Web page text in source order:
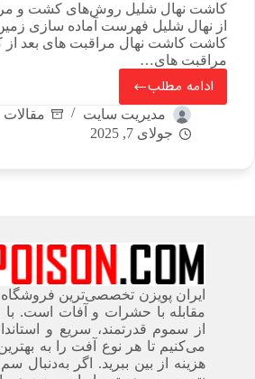
کاشت نهال شلیل روش‌های کشت و
از نهال شلیل فهرست آماده سازی
کاشت کاشت نهال مراقبت های بعد
مراقبت های…
ادامه مطلب
مدیریت سایت
مقالات
جولای 7, 2025
ایران پویزن تخصصی‌ترین
مقابله با حشرات و آفات است.
از سموم قدرتمند، سریع‌ و
می‌کنیم تا هر نوع آفت را به
هزینه از بین ببرید. اگر به‌دنبال